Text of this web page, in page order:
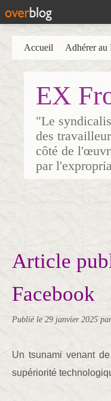
EX
"Le
des
côté de
par
Accueil Adhérer au
Article
Facebook
Publié le 29 janvier 2025
Un tsunami venant
supériorité